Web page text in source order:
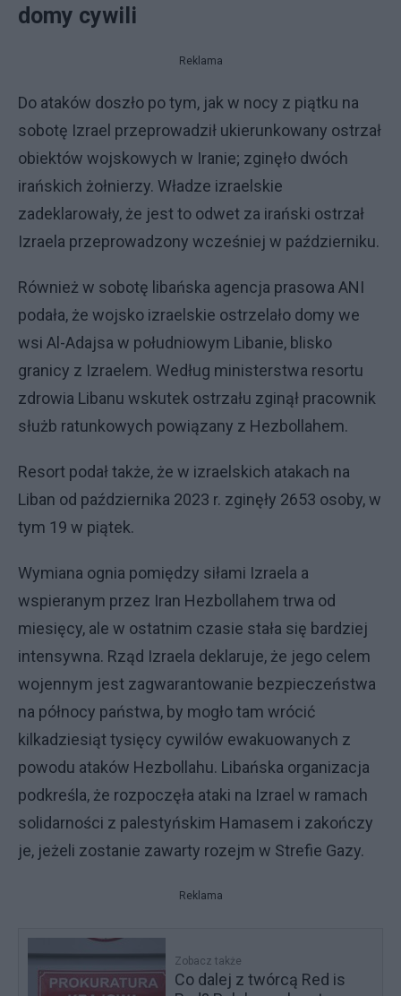
domy cywili
Reklama
Do ataków doszło po tym, jak w nocy z piątku na
sobotę Izrael przeprowadził ukierunkowany ostrzał
obiektów wojskowych w Iranie; zginęło dwóch
irańskich żołnierzy. Władze izraelskie
zadeklarowały, że jest to odwet za irański ostrzał
Izraela przeprowadzony wcześniej w październiku.
Również w sobotę libańska agencja prasowa ANI
podała, że wojsko izraelskie ostrzelało domy we
wsi Al-Adajsa w południowym Libanie, blisko
granicy z Izraelem. Według ministerstwa resortu
zdrowia Libanu wskutek ostrzału zginął pracownik
służb ratunkowych powiązany z Hezbollahem.
Resort podał także, że w izraelskich atakach na
Liban od października 2023 r. zginęły 2653 osoby, w
tym 19 w piątek.
Wymiana ognia pomiędzy siłami Izraela a
wspieranym przez Iran Hezbollahem trwa od
miesięcy, ale w ostatnim czasie stała się bardziej
intensywna. Rząd Izraela deklaruje, że jego celem
wojennym jest zagwarantowanie bezpieczeństwa
na północy państwa, by mogło tam wrócić
kilkadziesiąt tysięcy cywilów ewakuowanych z
powodu ataków Hezbollahu. Libańska organizacja
podkreśla, że rozpoczęła ataki na Izrael w ramach
solidarności z palestyńskim Hamasem i zakończy
je, jeżeli zostanie zawarty rozejm w Strefie Gazy.
Reklama
Zobacz także
Co dalej z twórcą Red is